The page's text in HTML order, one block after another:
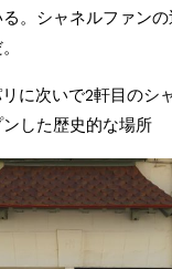
。シャネルファン
に次いで2軒目のシ
した歴史的な場所